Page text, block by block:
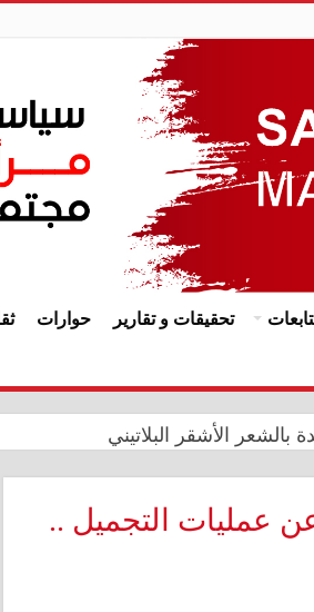
تحقيقات و تقارير حوارات
بالشعر الأشقر البلاتيني
مشتركاً في ديوان الرقابة المالية
عمليات التجميل ..